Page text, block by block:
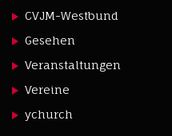
CVJM-Westbund
Gesehen
Veranstaltungen
Vereine
ychurch